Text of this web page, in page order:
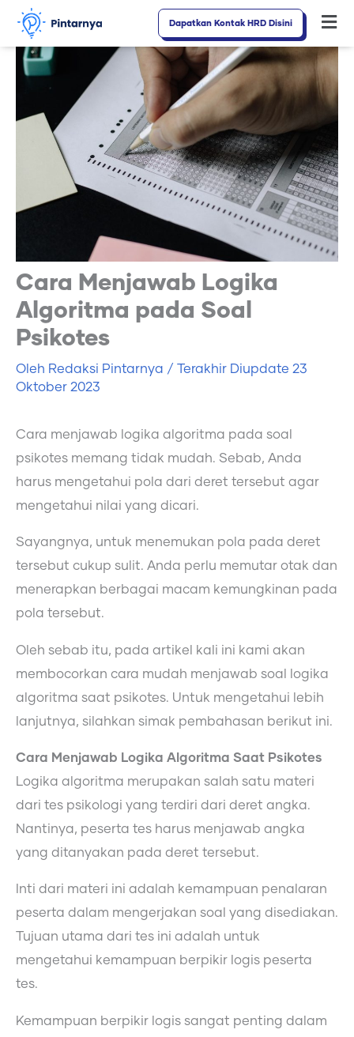
Lewati
konten
Dapatkan Kontak HRD Disini
Cara Menjawab Logika
Algoritma pada Soal
Psikotes
Oleh Redaksi Pintarnya / Terakhir Diupdate 23
Oktober 2023
Cara menjawab logika algoritma pada soal
psikotes memang tidak mudah. Sebab, Anda
harus mengetahui pola dari deret tersebut agar
mengetahui nilai yang dicari.
Sayangnya, untuk menemukan pola pada deret
tersebut cukup sulit. Anda perlu memutar otak dan
menerapkan berbagai macam kemungkinan pada
pola tersebut.
Oleh sebab itu, pada artikel kali ini kami akan
membocorkan cara mudah menjawab soal logika
algoritma saat psikotes. Untuk mengetahui lebih
lanjutnya, silahkan simak pembahasan berikut ini.
Cara Menjawab Logika Algoritma Saat Psikotes
Logika algoritma merupakan salah satu materi
dari tes psikologi yang terdiri dari deret angka.
Nantinya, peserta tes harus menjawab angka
yang ditanyakan pada deret tersebut.
Inti dari materi ini adalah kemampuan penalaran
peserta dalam mengerjakan soal yang disediakan.
Tujuan utama dari tes ini adalah untuk
mengetahui kemampuan berpikir logis peserta
tes.
Kemampuan berpikir logis sangat penting dalam